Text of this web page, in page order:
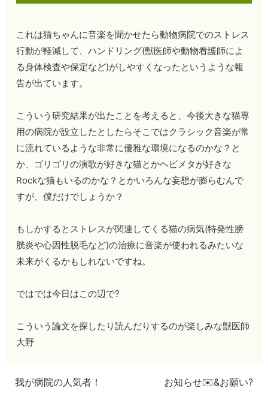
これは猫ちゃんに音楽を聞かせたら動物病院でのストレス
行動が軽減して、ハンドリング(獣医師や動物看護師によ
る身体検査や保定など)がしやすくなったというような報
告が出ています。
こういう研究結果が出たことを考えると、今後大きな猫専
用の病院が設立したとしたらそこではクラシック音楽が常
に流れているような非常に優雅な環境になるのかな？と
か、ゴリゴリの演歌が好きな猫とかヘビメタが好きな
Rockな猫もいるのかな？とかいろんな妄想が膨らむんで
すが、僕だけでしょうか？
もしかするとストレスが関連してくる猫の病気(特発性膀
胱炎や心因性脱毛など)の治療に音楽が使われるみたいな
未来がくるかもしれないですね。
ではでは今日はこの辺で?
こういう論文を探したり読んだりするのが楽しみな獣医師
大野
我が病院の人気者！ お知らせ✉️&お願い?